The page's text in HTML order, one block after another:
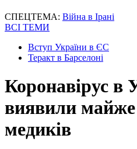
СПЕЦТЕМА: Війна в Ірані
ВСІ ТЕМИ
Вступ України в ЄС
Теракт в Барселоні
Коронавірус в
виявили майже
медиків